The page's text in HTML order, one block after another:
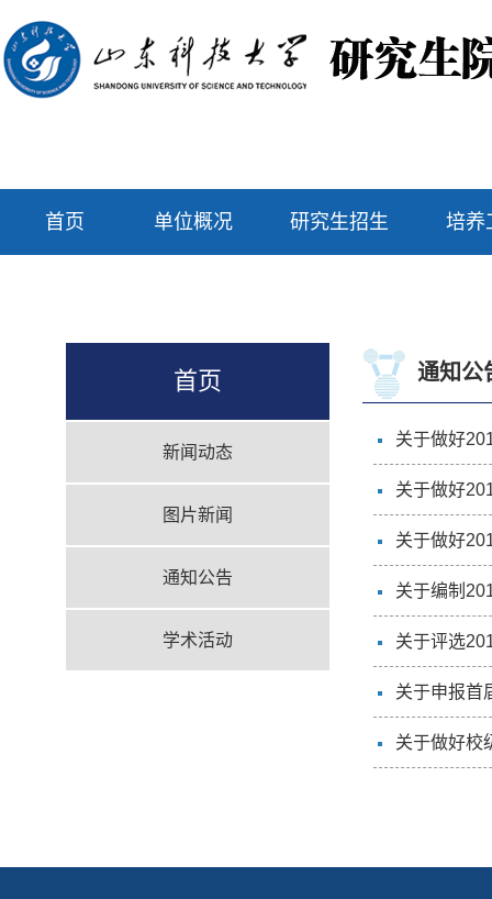
首页 单位概况 研究生招生 培养
首页
新闻动态
图片新闻
通知公告
学术活动
通知公
关于做好
关于做好
关于做好
关于编制
关于评选
关于申报首
关于做好校